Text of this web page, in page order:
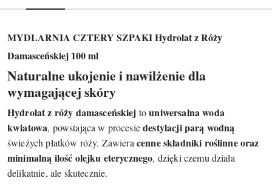
MYDLARNIA CZTERY SZPAKI Hydrolat z Róży
Damasceńskiej 100 ml
Naturalne ukojenie i nawilżenie dla
wymagającej skóry
Hydrolat z róży damasceńskiej touniwersalna woda
kwiatowa, powstająca w procesiedestylacji parą wodną
świeżych płatków róży. Zawiera cenne składniki roślinne oraz
minimalną ilość olejku eterycznego, dzięki czemu działa
delikatnie, ale skutecznie.